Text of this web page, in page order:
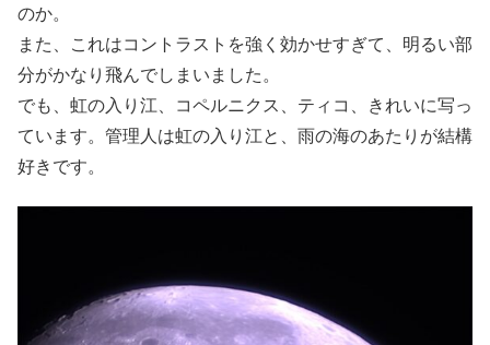
のか。
また、これはコントラストを強く効かせすぎて、明るい部
分がかなり飛んでしまいました。
でも、虹の入り江、コペルニクス、ティコ、きれいに写っ
ています。管理人は虹の入り江と、雨の海のあたりが結構
好きです。